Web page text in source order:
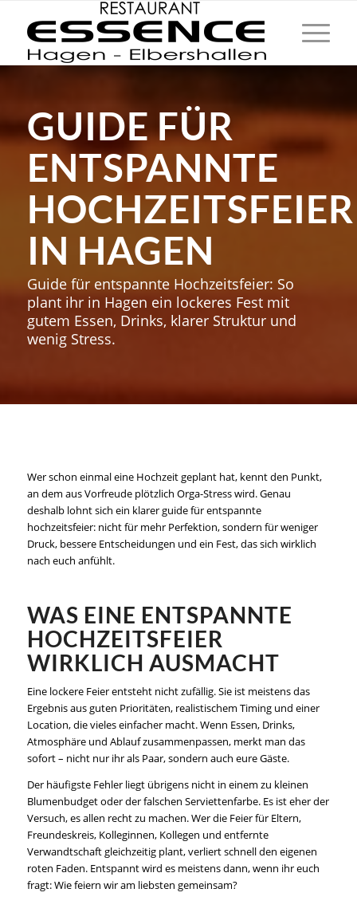
GUIDE FÜR
ENTSPANNTE
HOCHZEITSFEIER
IN HAGEN
Guide für entspannte Hochzeitsfeier: So
plant ihr in Hagen ein lockeres Fest mit
gutem Essen, Drinks, klarer Struktur und
wenig Stress.
Wer schon einmal eine Hochzeit geplant hat, kennt den Punkt,
an dem aus Vorfreude plötzlich Orga-Stress wird. Genau
deshalb lohnt sich ein klarer guide für entspannte
hochzeitsfeier: nicht für mehr Perfektion, sondern für weniger
Druck, bessere Entscheidungen und ein Fest, das sich wirklich
nach euch anfühlt.
WAS EINE ENTSPANNTE
HOCHZEITSFEIER
WIRKLICH AUSMACHT
Eine lockere Feier entsteht nicht zufällig. Sie ist meistens das
Ergebnis aus guten Prioritäten, realistischem Timing und einer
Location, die vieles einfacher macht. Wenn Essen, Drinks,
Atmosphäre und Ablauf zusammenpassen, merkt man das
sofort – nicht nur ihr als Paar, sondern auch eure Gäste.
Der häufigste Fehler liegt übrigens nicht in einem zu kleinen
Blumenbudget oder der falschen Serviettenfarbe. Es ist eher der
Versuch, es allen recht zu machen. Wer die Feier für Eltern,
Freundeskreis, Kolleginnen, Kollegen und entfernte
Verwandtschaft gleichzeitig plant, verliert schnell den eigenen
roten Faden. Entspannt wird es meistens dann, wenn ihr euch
fragt: Wie feiern wir am liebsten gemeinsam?